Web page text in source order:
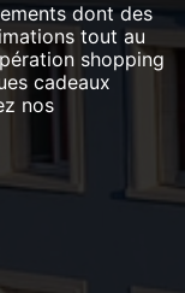
dont des
tout au
shopping
cadeaux
nos